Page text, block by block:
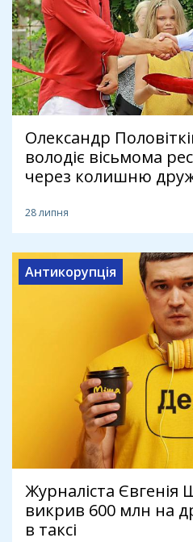
Олександр
володіє вісьмома
через колишню
28 липня
Антикорупція
Журналіста Євгенія
викрив 600 млн на
в таксі